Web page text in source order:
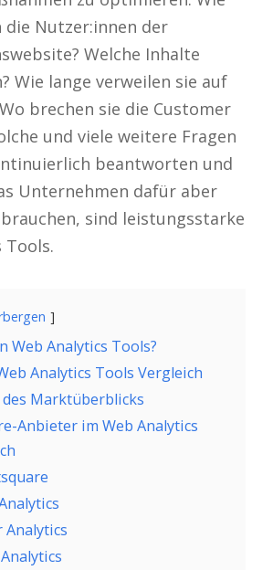
die Nutzer:innen der
Welche Inhalte
Wie lange verweilen sie auf
brechen sie die Customer
und viele weitere Fragen
beantworten und
Unternehmen dafür aber
sind leistungsstarke
Tools.
Web Analytics Tools?
Analytics Tools Vergleich
Marktüberblicks
Anbieter im Web Analytics
Analytics